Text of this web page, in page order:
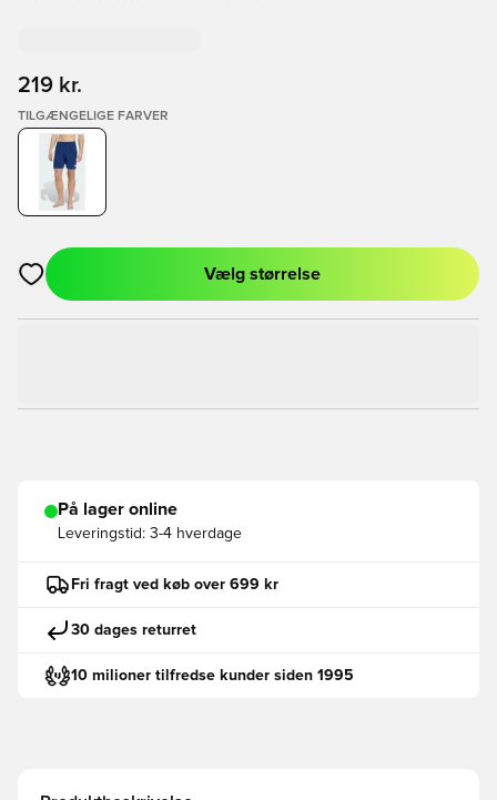
219 kr.
TILGÆNGELIGE FARVER
Åbner en Modal til at logge ind eller tilmelde dig som medlem
Vælg størrelse
På lager online
Leveringstid: 3-4 hverdage
Fri fragt ved køb over 699 kr
30 dages returret
10 milioner tilfredse kunder siden 1995